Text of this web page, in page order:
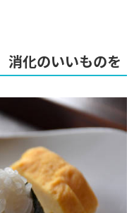
消化のいいものを